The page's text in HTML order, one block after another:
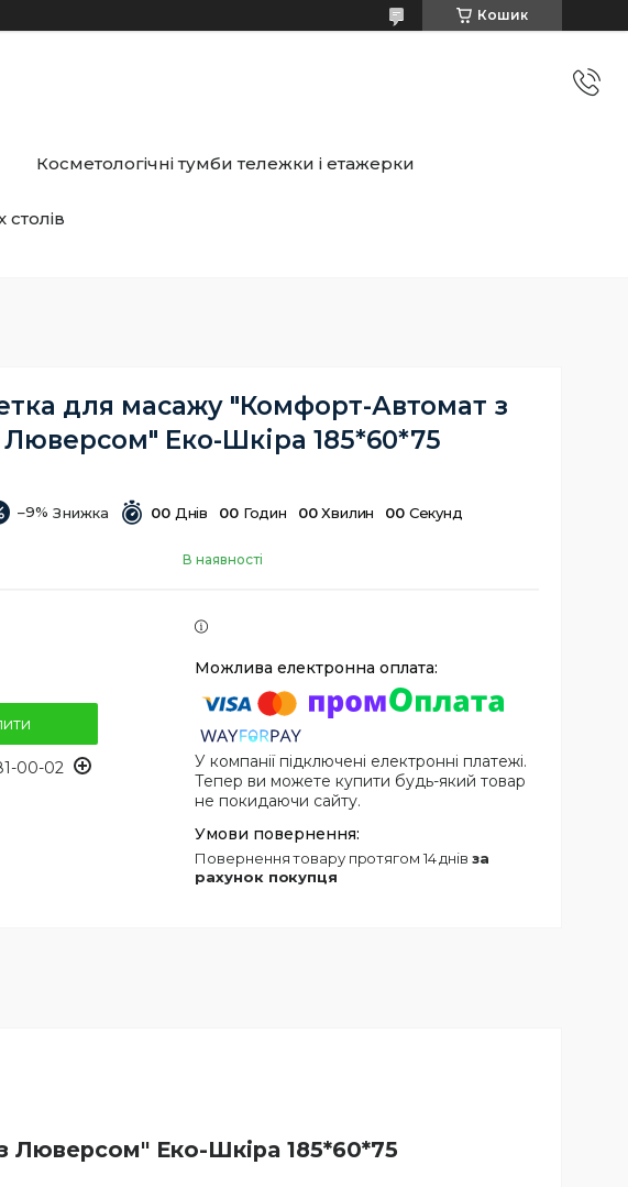
Кошик
Косметологічні тумби тележки і етажерки
для масажу "Комфорт-Автомат з
Люверсом" Еко-Шкіра 185*60*75
–9% 00 Днів 00 Годин 00 Хвилин 00 Секунд
В наявності
00-02
У компанії підключені електронні платежі.
Тепер ви можете купити будь-який товар
не покидаючи сайту.
повернення товару протягом 14 днів за
рахунок покупця
Еко-Шкіра 185*60*75